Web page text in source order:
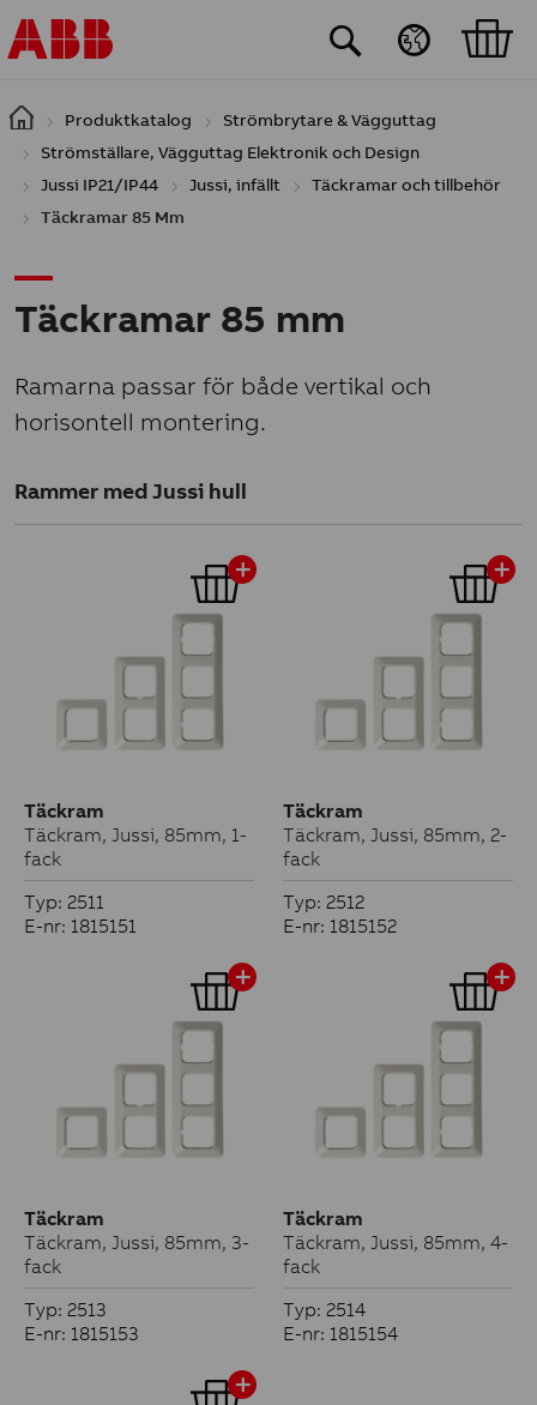
Hoppa till huvudinnehåll
Produktkatalog
Strömbrytare & Vägguttag
Strömställare, Vägguttag Elektronik och Design
Jussi IP21/IP44
Jussi, infällt
Täckramar och tillbehör
Täckramar 85 Mm
Täckramar 85 mm
Ramarna passar för både vertikal och
horisontell montering.
Rammer med Jussi hull
Täckram
Täckram, Jussi, 85mm, 1-
fack
Typ: 2511
E-nr: 1815151
Täckram
Täckram, Jussi, 85mm, 2-
fack
Typ: 2512
E-nr: 1815152
Täckram
Täckram, Jussi, 85mm, 3-
fack
Typ: 2513
E-nr: 1815153
Täckram
Täckram, Jussi, 85mm, 4-
fack
Typ: 2514
E-nr: 1815154